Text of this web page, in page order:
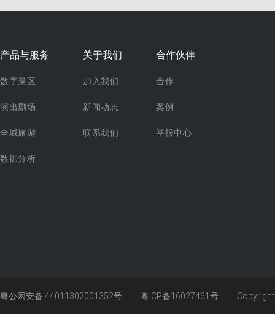
产品与服务
数字景区
演出剧场
全域旅游
数据分析
关于我们
加入我们
新闻动态
联系我们
合作伙伴
合作
案例
举报中心
粤公网安备 44011302001352号 粤ICP备16027461号